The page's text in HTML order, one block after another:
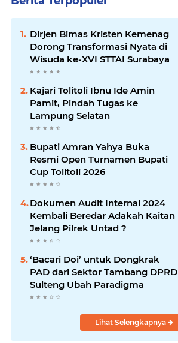
Dirjen Bimas Kristen Kemenag
Dorong Transformasi Nyata di
Wisuda ke-XVI STTAI Surabaya
Kajari Tolitoli Ibnu Ide Amin
Pamit, Pindah Tugas ke
Lampung Selatan
Bupati Amran Yahya Buka
Resmi Open Turnamen Bupati
Cup Tolitoli 2026
Dokumen Audit Internal 2024
Kembali Beredar Adakah Kaitan
Jelang Pilrek Untad ?
‘Bacari Doi’ untuk Dongkrak
PAD dari Sektor Tambang DPRD
Sulteng Ubah Paradigma
Lihat Selengkapnya